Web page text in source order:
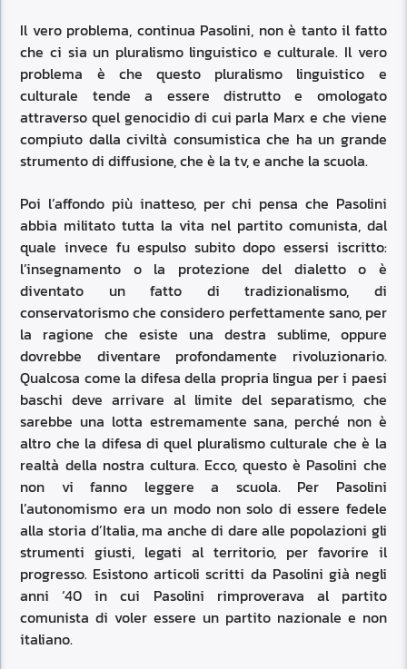
Il vero problema, continua Pasolini, non è tanto il fatto
che ci sia un pluralismo linguistico e culturale. Il vero
problema è che questo pluralismo linguistico e
culturale tende a essere distrutto e omologato
attraverso quel genocidio di cui parla Marx e che viene
compiuto dalla civiltà consumistica che ha un grande
strumento di diffusione, che è la tv, e anche la scuola.
Poi l’affondo più inatteso, per chi pensa che Pasolini
abbia militato tutta la vita nel partito comunista, dal
quale invece fu espulso subito dopo essersi iscritto:
l’insegnamento o la protezione del dialetto o è
diventato un fatto di tradizionalismo, di
conservatorismo che considero perfettamente sano, per
la ragione che esiste una destra sublime, oppure
dovrebbe diventare profondamente rivoluzionario.
Qualcosa come la difesa della propria lingua per i paesi
baschi deve arrivare al limite del separatismo, che
sarebbe una lotta estremamente sana, perché non è
altro che la difesa di quel pluralismo culturale che è la
realtà della nostra cultura. Ecco, questo è Pasolini che
non vi fanno leggere a scuola. Per Pasolini
l’autonomismo era un modo non solo di essere fedele
alla storia d’Italia, ma anche di dare alle popolazioni gli
strumenti giusti, legati al territorio, per favorire il
progresso. Esistono articoli scritti da Pasolini già negli
anni ‘40 in cui Pasolini rimproverava al partito
comunista di voler essere un partito nazionale e non
italiano.